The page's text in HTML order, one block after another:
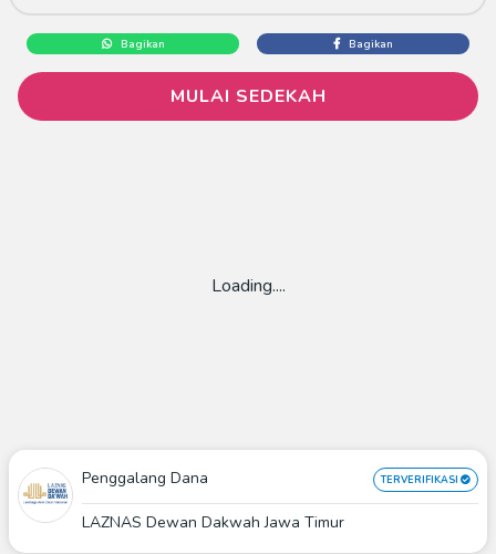
Loading....
Bagikan Bagikan
MULAI SEDEKAH
Penggalang Dana TERVERIFIKASI
LAZNAS Dewan Dakwah Jawa Timur